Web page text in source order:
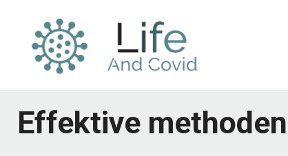
springen
Effektive